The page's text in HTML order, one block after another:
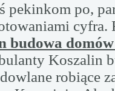
pekinkom po,
cyfra.
budowa
Koszalin
robiące